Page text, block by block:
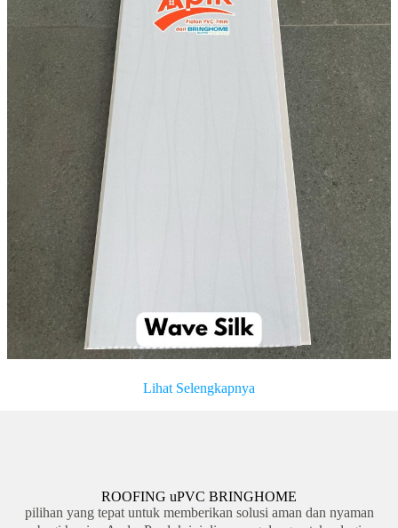
Lihat Selengkapnya
ROOFING uPVC BRINGHOME
pilihan yang tepat untuk memberikan solusi aman dan nyaman